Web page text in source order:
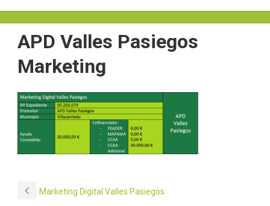
APD Valles Pasiegos
Marketing
Marketing Digital Valles Pasiegos